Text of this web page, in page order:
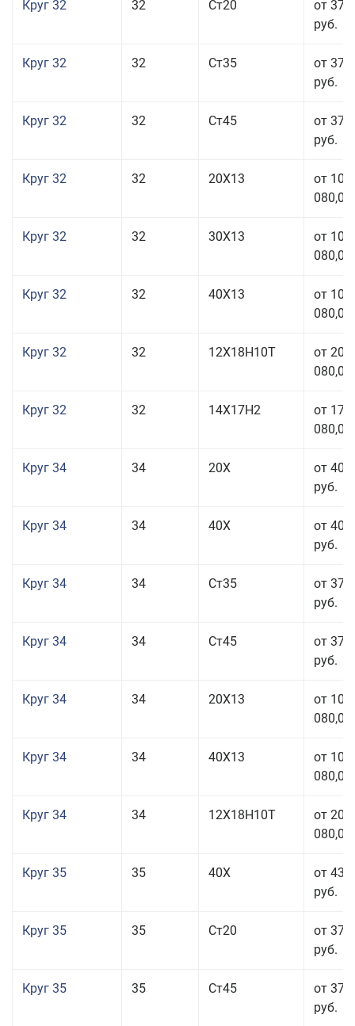
Круг 32 32 Ст20
от 37
руб.
Круг 32 32 Ст35
от 37
руб.
Круг 32 32 Ст45
от 37
руб.
Круг 32 32 20Х13
от 101
080,00
Круг 32 32 30Х13
от 101
080,00
Круг 32 32 40Х13
от 101
080,00
Круг 32 32 12Х18Н10Т
от 208
080,00
Круг 32 32 14Х17Н2
от 177
080,00
Круг 34 34 20Х
от 40
руб.
Круг 34 34 40Х
от 40
руб.
Круг 34 34 Ст35
от 37
руб.
Круг 34 34 Ст45
от 37
руб.
Круг 34 34 20Х13
от 101
080,00
Круг 34 34 40Х13
от 101
080,00
Круг 34 34 12Х18Н10Т
от 208
080,00
Круг 35 35 40Х
от 43
руб.
Круг 35 35 Ст20
от 37
руб.
Круг 35 35 Ст45
от 37
руб.